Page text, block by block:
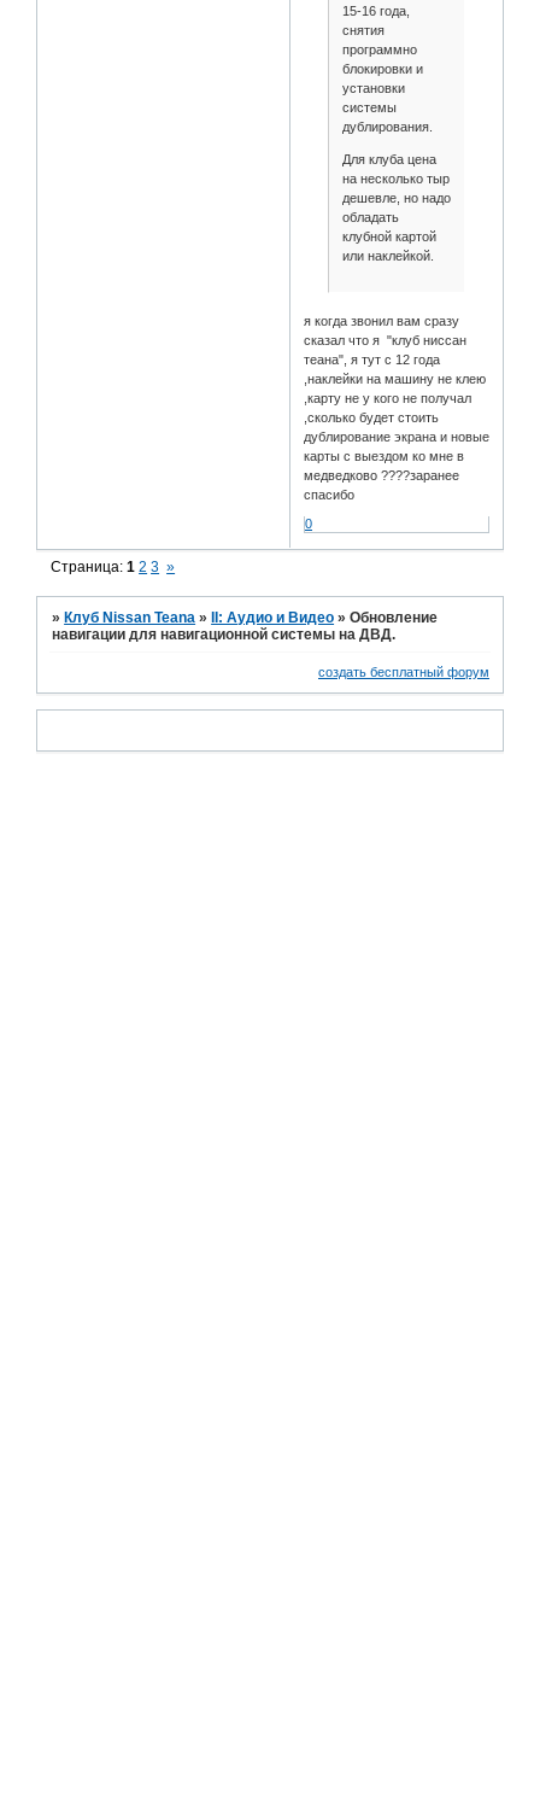
15-16 года,
снятия
программно
блокировки и
установки
системы
дублирования.
Для клуба цена
на несколько тыр
дешевле, но надо
обладать
клубной картой
или наклейкой.
я когда звонил вам сразу
сказал что я "клуб ниссан
теана", я тут с 12 года
,наклейки на машину не клею
,карту не у кого не получал
,сколько будет стоить
дублирование экрана и новые
карты с выездом ко мне в
медведково ????заранее
спасибо
0
Страница:1 2 3 »
»Клуб Nissan Teana »II: Аудио и Bидео »Обновление
навигации для навигационной системы на ДВД.
создать бесплатный форум